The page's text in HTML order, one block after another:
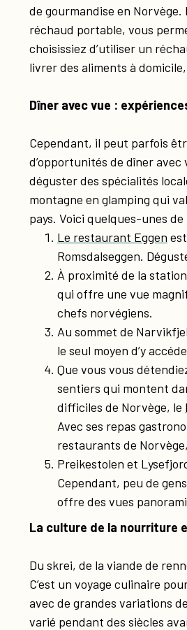
de gourmandise en
réchaud portable, vous
choisissiez d’utiliser un
livrer des aliments à
Dîner avec vue :
Cependant, il peut parfois
d’opportunités de dîner
déguster des spécialités
montagne en glamping qui
pays. Voici quelques-unes
Le restaurant Eggen
Romsdalseggen.
À proximité de la
qui offre une vue
chefs norvégiens.
Au sommet de
le seul moyen d’y
Que vous vous
sentiers qui montent
difficiles de Norvège, le
Avec ses repas
restaurants de
Preikestolen et
Cependant, peu de
offre des vues
La culture de la nourriture
Du skrei, de la viande de
C’est un voyage culinaire
avec de grandes variations
varié pendant des siècles